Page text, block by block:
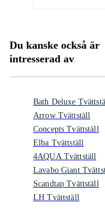
Du kanske också är
intresserad av
Bath Deluxe
Arrow Tvättställ
Concepts Tvättställ
Elba Tvättställ
4AQUA Tvättställ
Lavabo Giant
Scandtap Tvättställ
LH Tvättställ